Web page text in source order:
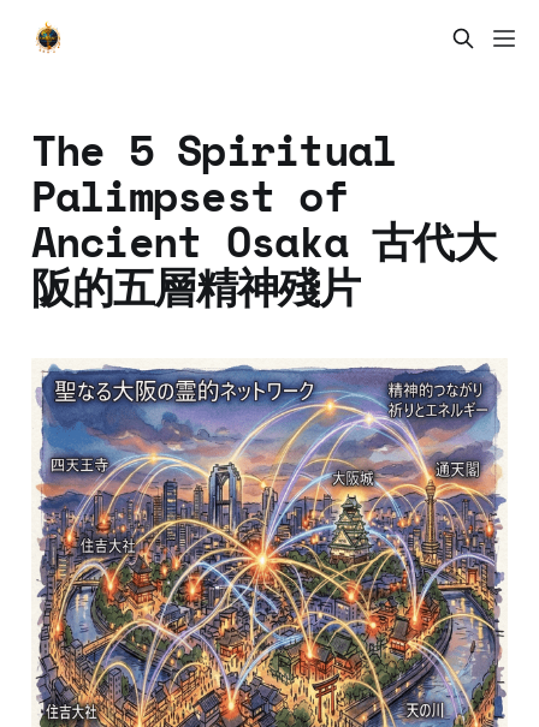
The 5 Spiritual
Palimpsest of
Ancient Osaka 古代大
阪的五層精神殘片